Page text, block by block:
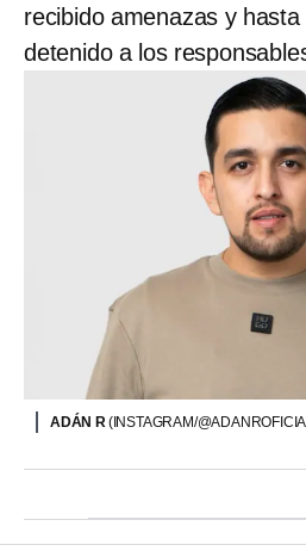
recibido amenazas y
detenido a los
ADÁN R(INSTAGRAM/